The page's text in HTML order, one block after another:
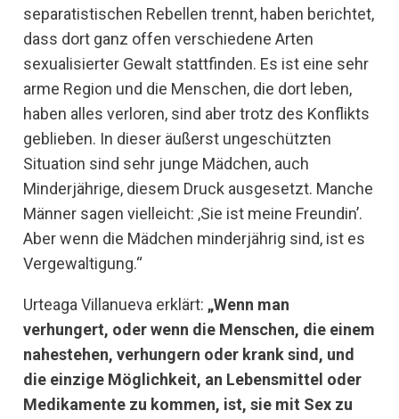
separatistischen Rebellen trennt, haben berichtet,
dass dort ganz offen verschiedene Arten
sexualisierter Gewalt stattfinden. Es ist eine sehr
arme Region und die Menschen, die dort leben,
haben alles verloren, sind aber trotz des Konflikts
geblieben. In dieser äußerst ungeschützten
Situation sind sehr junge Mädchen, auch
Minderjährige, diesem Druck ausgesetzt. Manche
Männer sagen vielleicht: ‚Sie ist meine Freundin’.
Aber wenn die Mädchen minderjährig sind, ist es
Vergewaltigung.“
Urteaga Villanueva erklärt: „Wenn man
verhungert, oder wenn die Menschen, die einem
nahestehen, verhungern oder krank sind, und
die einzige Möglichkeit, an Lebensmittel oder
Medikamente zu kommen, ist, sie mit Sex zu